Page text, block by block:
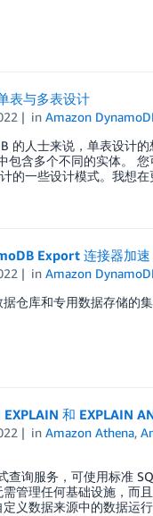
表与多表设计
inAmazon
的人士来说，单表设计
包含多个不同的实体。
的一些设计模式。我想
Export 连接器加
inAmazon
仓库和专用数据存储的
和 EXPLAIN
inAmazon Athena,
查询服务，可使用标准
管理任何基础设施，而
义数据来源中的数据运行